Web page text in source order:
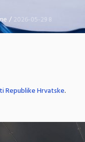
/2026-05-29 8
Republike Hrvatske.